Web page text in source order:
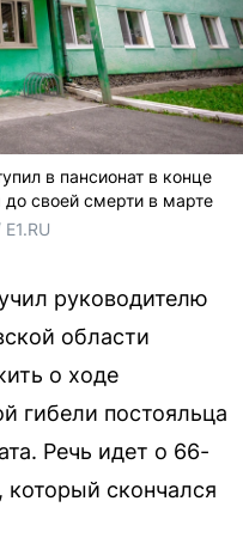
в пансионат в конце
своей смерти в марте
руководителю
области
о ходе
гибели постояльца
Речь идет о 66-
скончался